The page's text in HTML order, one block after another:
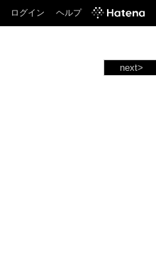
ログイン ヘルプ
next>